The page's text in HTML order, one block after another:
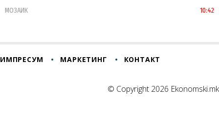
МОЗАИК 10:42
ИМПРЕСУМ МАРКЕТИНГ КОНТАКТ
© Copyright 2026 Ekonomski.mk